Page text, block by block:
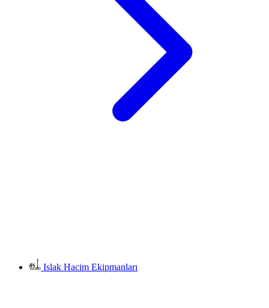
Islak Hacim Ekipmanları